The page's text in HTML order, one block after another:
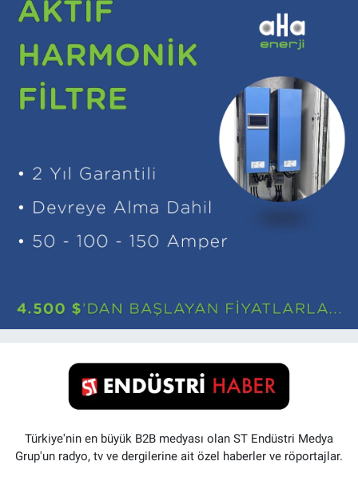
Türkiye'nin en büyük B2B medyası olan ST Endüstri Medya
Grup'un radyo, tv ve dergilerine ait özel haberler ve röportajlar.